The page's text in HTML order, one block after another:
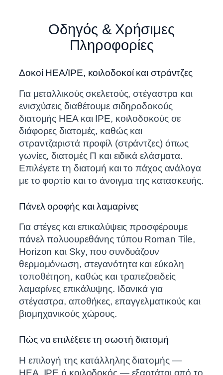
Οδηγός & Χρήσιμες
Πληροφορίες
Δοκοί HEA/IPE, κοιλοδοκοί και στράντζες
Για μεταλλικούς σκελετούς, στέγαστρα και
ενισχύσεις διαθέτουμε σιδηροδοκούς
διατομής HEA και IPE, κοιλοδοκούς σε
διάφορες διατομές, καθώς και
στραντζαριστά προφίλ (στράντζες) όπως
γωνίες, διατομές Π και ειδικά ελάσματα.
Επιλέγετε τη διατομή και το πάχος ανάλογα
με το φορτίο και το άνοιγμα της κατασκευής.
Πάνελ οροφής και λαμαρίνες
Για στέγες και επικαλύψεις προσφέρουμε
πάνελ πολυουρεθάνης τύπου Roman Tile,
Horizon και Sky, που συνδυάζουν
θερμομόνωση, στεγανότητα και εύκολη
τοποθέτηση, καθώς και τραπεζοειδείς
λαμαρίνες επικάλυψης. Ιδανικά για
στέγαστρα, αποθήκες, επαγγελματικούς και
βιομηχανικούς χώρους.
Πώς να επιλέξετε τη σωστή διατομή
Η επιλογή της κατάλληλης διατομής —
HEA, IPE ή κοιλοδοκός — εξαρτάται από το